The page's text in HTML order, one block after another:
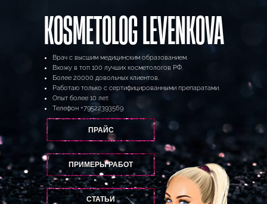
Врач с высшим медицинским образованием.
Вхожу в топ 100 лучших косметологов РФ.
Более 20000 довольных клиентов.
Работаю только с сертифицированными препаратами.
Опыт более 10 лет.
Телефон +79522393569
KOSMETOLOG LEVENKOVA
ПРАЙС
ПРИМЕРЫ РАБОТ
СТАТЬИ